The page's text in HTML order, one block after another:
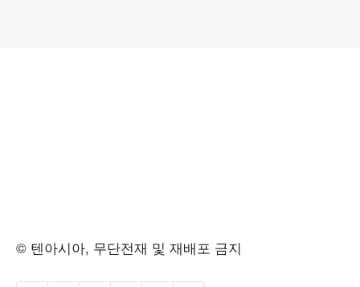
© 텐아시아, 무단전재 및 재배포 금지